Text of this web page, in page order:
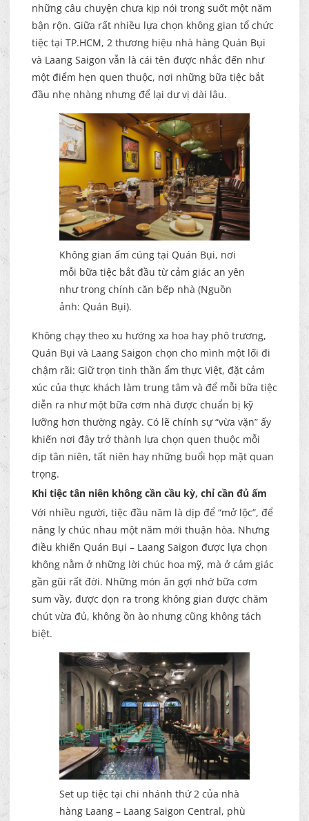
những câu chuyện chưa kịp nói trong suốt một năm
bận rộn. Giữa rất nhiều lựa chọn không gian tổ chức
tiệc tại TP.HCM, 2 thương hiệu nhà hàng Quán Bụi
và Laang Saigon vẫn là cái tên được nhắc đến như
một điểm hẹn quen thuộc, nơi những bữa tiệc bắt
đầu nhẹ nhàng nhưng để lại dư vị dài lâu.
Không gian ấm cúng tại Quán Bụi, nơi
mỗi bữa tiệc bắt đầu từ cảm giác an yên
như trong chính căn bếp nhà (Nguồn
ảnh: Quán Bụi).
Không chạy theo xu hướng xa hoa hay phô trương,
Quán Bụi và Laang Saigon chọn cho mình một lối đi
chậm rãi: Giữ trọn tinh thần ẩm thực Việt, đặt cảm
xúc của thực khách làm trung tâm và để mỗi bữa tiệc
diễn ra như một bữa cơm nhà được chuẩn bị kỹ
lưỡng hơn thường ngày. Có lẽ chính sự “vừa vặn” ấy
khiến nơi đây trở thành lựa chọn quen thuộc mỗi
dịp tân niên, tất niên hay những buổi họp mặt quan
trọng.
Khi tiệc tân niên không cần cầu kỳ, chỉ cần đủ ấm
Với nhiều người, tiệc đầu năm là dịp để “mở lộc”, để
nâng ly chúc nhau một năm mới thuận hòa. Nhưng
điều khiến Quán Bụi – Laang Saigon được lựa chọn
không nằm ở những lời chúc hoa mỹ, mà ở cảm giác
gần gũi rất đời. Những món ăn gợi nhớ bữa cơm
sum vầy, được dọn ra trong không gian được chăm
chút vừa đủ, không ồn ào nhưng cũng không tách
biệt.
Set up tiệc tại chi nhánh thứ 2 của nhà
hàng Laang – Laang Saigon Central, phù